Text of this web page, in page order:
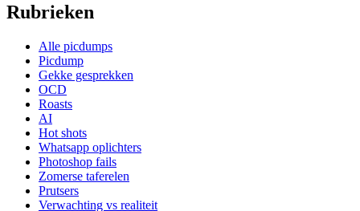
Rubrieken
Alle picdumps
Picdump
Gekke gesprekken
OCD
Roasts
AI
Hot shots
Whatsapp oplichters
Photoshop fails
Zomerse taferelen
Prutsers
Verwachting vs realiteit